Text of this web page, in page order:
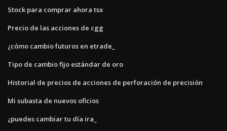
Stock para comprar ahora tsx
Precio de las acciones de cgg
¿cómo cambio futuros en etrade_
Tipo de cambio fijo estándar de oro
Historial de precios de acciones de perforación de precisión
Mi subasta de nuevos oficios
¿puedes cambiar tu día ira_